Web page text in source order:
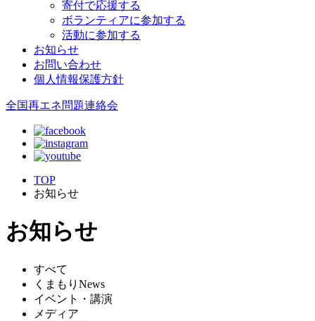
寄付で応援する
ボランティアに参加する
活動に参加する
お知らせ
お問い合わせ
個人情報保護方針
全国再エネ問題連絡会
TOP
お知らせ
お知らせ
すべて
くまもりNews
イベント・講演
メディア